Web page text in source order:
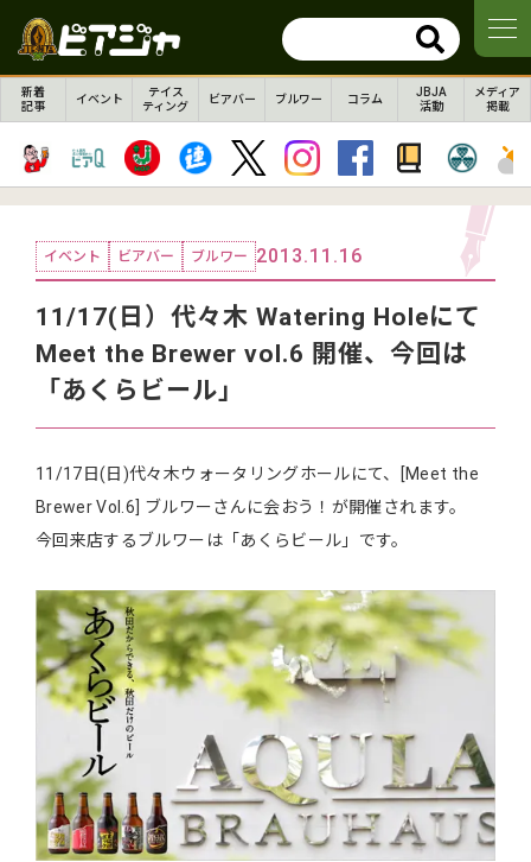
新着
記事
イベント
テイス
ティング
ビアバー ブルワー コラム
JBJA
活動
メディア
掲載
イベント ビアバー ブルワー 2013.11.16
11/17(日）代々木 Watering Holeにて
Meet the Brewer vol.6 開催、今回は
「あくらビール」
11/17日(日)代々木ウォータリングホールにて、[Meet the
Brewer Vol.6] ブルワーさんに会おう！が開催されます。
今回来店するブルワーは「あくらビール」です。